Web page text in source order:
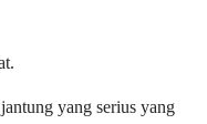
yang serius yang